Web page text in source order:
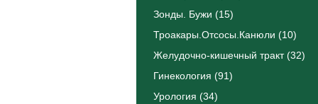
Зонды. Бужи (15)
Троакары.Отсосы.Канюли (10)
Желудочно-кишечный тракт (32)
Гинекология (91)
Урология (34)